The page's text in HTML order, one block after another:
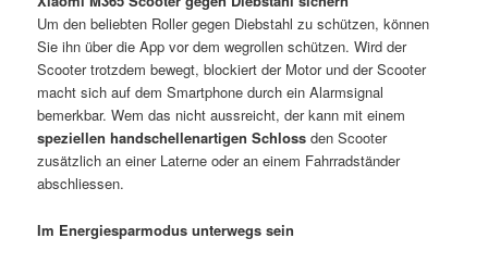
Um den beliebten Roller gegen Diebstahl zu schützen, können
Sie ihn über die App vor dem wegrollen schützen. Wird der
Scooter trotzdem bewegt, blockiert der Motor und der Scooter
macht sich auf dem Smartphone durch ein Alarmsignal
bemerkbar. Wem das nicht aussreicht, der kann mit einem
speziellen handschellenartigen Schloss den Scooter
zusätzlich an einer Laterne oder an einem Fahrradständer
abschliessen.
Im Energiesparmodus unterwegs sein